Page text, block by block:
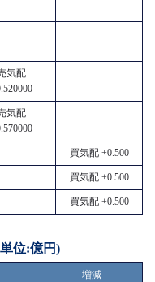
気配
気配
------ 買気配 +0.500
買気配 +0.500
買気配 +0.500
位:億円)
増減